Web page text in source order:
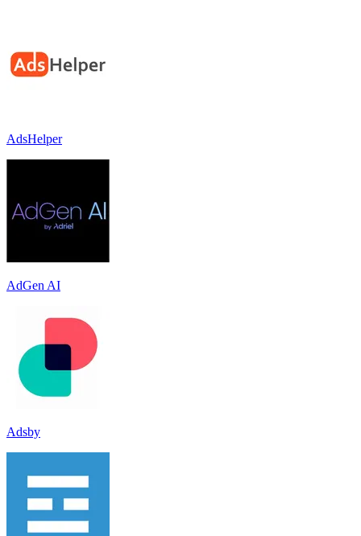
AdsHelper
AdGen AI
Adsby